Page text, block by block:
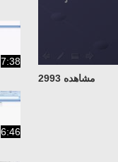
مشاهده 2993
7:38
6:46